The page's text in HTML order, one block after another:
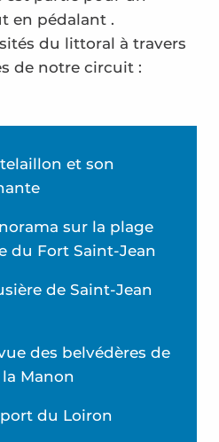
en pédalant .
du littoral à travers
de notre circuit :
et son
sur la plage
du Fort Saint-Jean
de Saint-Jean
des belvédères de
Manon
du Loiron